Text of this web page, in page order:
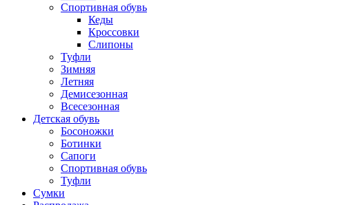
Спортивная обувь
Кеды
Кроссовки
Слипоны
Туфли
Зимняя
Летняя
Демисезонная
Всесезонная
Детская обувь
Босоножки
Ботинки
Сапоги
Спортивная обувь
Туфли
Сумки